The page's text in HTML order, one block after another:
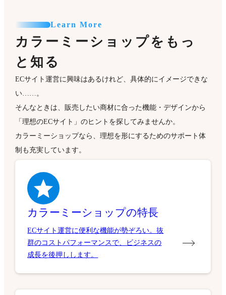
Learn More
カラーミーショップをもっ
と知る
ECサイト運営に興味はあるけれど、具体的にイメージできな
い……。
そんなときは、販売したい商材に合った機能・デザインから
「理想のECサイト」のヒントを探してみませんか。
カラーミーショップなら、理想を形にするためのサポート体
制も充実しています。
カラーミーショップの特長
ECサイト運営に便利な機能が勢ぞろい。抜
群のコストパフォーマンスで、ビジネスの
成長を後押しします。